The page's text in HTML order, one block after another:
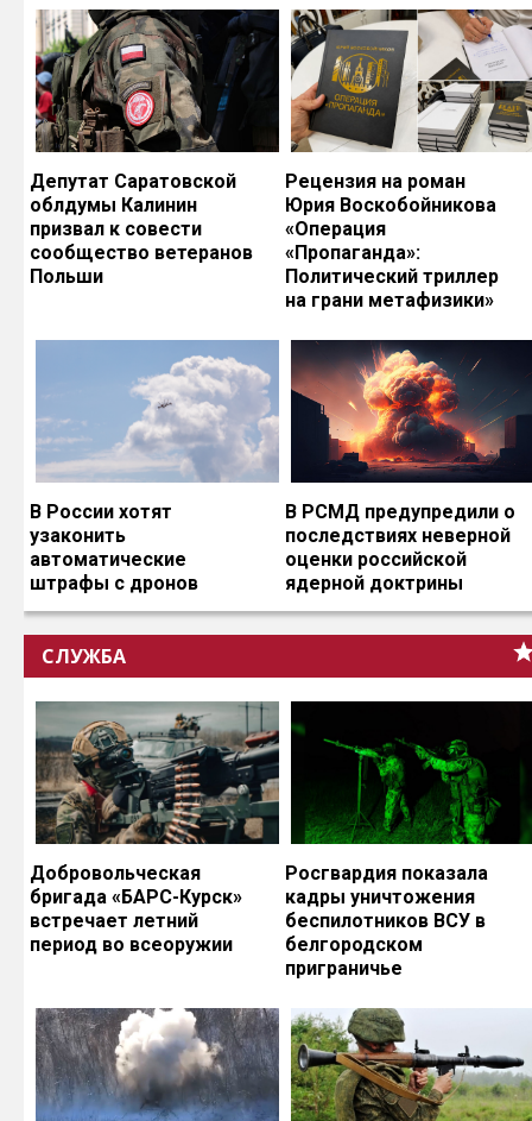
Депутат Саратовской
облдумы Калинин
призвал к совести
сообщество ветеранов
Польши
Рецензия на роман
Юрия Воскобойникова
«Операция
«Пропаганда»:
Политический триллер
на грани метафизики»
В России хотят
узаконить
автоматические
штрафы с дронов
В РСМД предупредили о
последствиях неверной
оценки российской
ядерной доктрины
СЛУЖБА
Добровольческая
бригада «БАРС-Курск»
встречает летний
период во всеоружии
Росгвардия показала
кадры уничтожения
беспилотников ВСУ в
белгородском
приграничье